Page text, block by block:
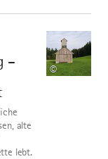
–
©
alte
lebt.